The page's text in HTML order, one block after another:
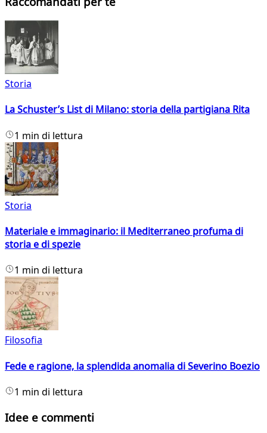
Storia
La Schuster’s List di Milano: storia della partigiana Rita
1 min di lettura
Storia
Materiale e immaginario: il Mediterraneo profuma di
storia e di spezie
1 min di lettura
Filosofia
Fede e ragione, la splendida anomalia di Severino Boezio
1 min di lettura
Idee e commenti